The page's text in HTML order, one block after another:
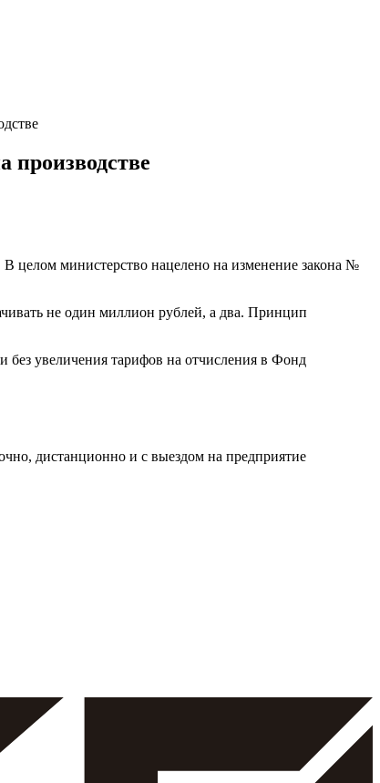
производстве
целом министерство нацелено на изменение закона №
не один миллион рублей, а два. Принцип
без увеличения тарифов на отчисления в Фонд
дистанционно и с выездом на предприятие